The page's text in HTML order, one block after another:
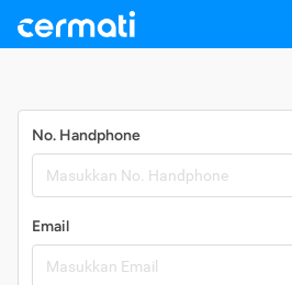
No. Handphone
Email